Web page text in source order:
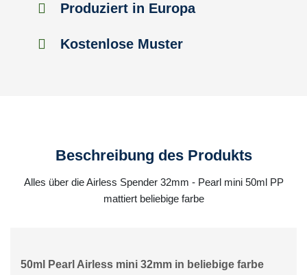
Produziert in Europa
Kostenlose Muster
Beschreibung des Produkts
Alles über die Airless Spender 32mm - Pearl mini 50ml PP
mattiert beliebige farbe
50ml Pearl Airless mini 32mm in beliebige farbe